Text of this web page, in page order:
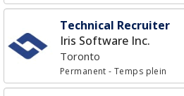
Technical Recruiter
Iris Software Inc.
Toronto
Permanent- Temps plein